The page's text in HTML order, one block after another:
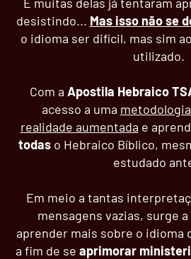
desistindo... Mas isso não se
o idioma ser difícil, mas sim
utilizado.
Com a Apostila Hebraico
acesso a uma
realidade aumentada e
todaso Hebraico Bíblico,
estudado
Em meio a tantas
mensagens vazias, surge
aprender mais sobre o idioma
a fim de se aprimorar